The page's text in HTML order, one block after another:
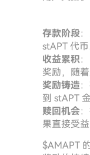
存款阶段
stAPT 代币
收益累积
奖励，随
奖励铸造
到 stAPT
赎回机会
果直接受
$AMAPT